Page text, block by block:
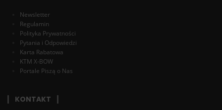
Newsletter
Regulamin
Polityka Prywatności
Pytania i Odpowiedzi
Karta Rabatowa
KTM X-BOW
Portale Piszą o Nas
KONTAKT